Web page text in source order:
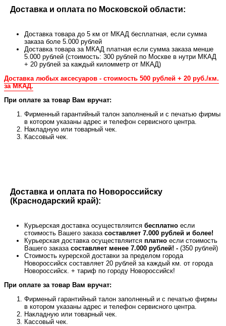
Доставка и оплата по Московской области:
Доставка товара до 5 км от МКАД бесплатная, если сумма
заказа боле 5.000 рублей
Доставка товара за МКАД платная если сумма заказа менше
5.000 рублей (стоимость: 300 рублей по Москве в нутри МКАД
+ 20 рублей за каждый киломметр от МКАД)
Доставка любых аксесуаров - стоимость 500 рублей + 20 руб./км.
за МКАД.
При оплате за товар Вам вручат:
Фирменный гарантийный талон заполненый и с печатью фирмы
в котором указаны адрес и телефон сервисного центра.
Накладную или товарный чек.
Кассовый чек.
Доставка и оплата по Новороссийску
(Краснодарский край):
Курьерская доставка осуществляится бесплатно если
стоимость Вашего заказа составляет 7.000 рублей и более!
Курьерская доставка осуществляится платно если стоимость
Вашего заказа составляет менее 7.000 рублей! - (350 рублей)
Стоимость курерской доставки за пределом города
Новороссийск составляет 20 рублей за каждый км. от города
Новороссийск. + тариф по городу Новороссийск!
При оплате за товар Вам вручат:
Фирменый гарантийный талон заполненый и с печатью фирмы
в котором указаны адрес и телефон сервисного центра.
Накладную или товарный чек.
Кассовый чек.